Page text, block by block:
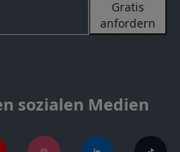
Gratis
anfordern
sozialen Medien